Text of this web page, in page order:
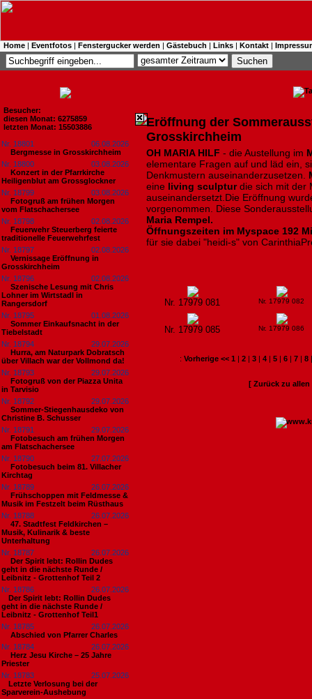
Home | Eventfotos | Fenstergucker werden | Gästebuch | Links | Kontakt |
Besucher:
diesen Monat: 6275859
letzten Monat: 15503886
Nr. 18801
06.08.2026
Bergmesse in Grosskirchheim
Nr. 18800
03.08.2026
Konzert in der Pfarrkirche
Heiligenblut am Grossglockner
Nr. 18799
03.08.2026
Fotogruß am frühen Morgen
vom Flatschachersee
Nr. 18798
02.08.2026
Feuerwehr Steuerberg feierte
traditionelle Feuerwehrfest
Nr. 18797
02.08.2026
Vernissage Eröffnung in
Grosskirchheim
Nr. 18796
02.08.2026
Szenische Lesung mit Chris
Lohner im Wirtstadl in
Rangersdorf
Nr. 18795
01.08.2026
Sommer Einkaufsnacht in der
Tiebelstadt
Nr. 18794
29.07.2026
Hurra, am Naturpark Dobratsch
über Villach war der Vollmond da!
Nr. 18793
29.07.2026
Fotogruß von der Piazza Unita
in Tarvisio
Nr. 18792
29.07.2026
Sommer-Stiegenhausdeko von
Christine B. Schusser
Nr. 18791
29.07.2026
Fotobesuch am frühen Morgen
am Flatschachersee
Nr. 18790
27.07.2026
Fotobesuch beim 81. Villacher
Kirchtag
Nr. 18789
26.07.2026
Frühschoppen mit Feldmesse &
Musik im Festzelt beim Rüsthaus
Nr. 18788
26.07.2026
47. Stadtfest Feldkirchen –
Musik, Kulinarik & beste
Unterhaltung
Nr. 18787
26.07.2026
Der Spirit lebt: Rollin Dudes
geht in die nächste Runde /
Leibnitz - Grottenhof Teil 2
Nr. 18786
26.07.2026
​Der Spirit lebt: Rollin Dudes
geht in die nächste Runde /
Leibnitz - Grottenhof Teil1
Nr. 18785
26.07.2026
Abschied von Pfarrer Charles
Nr. 18784
26.07.2026
Herz Jesu Kirche – 25 Jahre
Priester
Nr. 18783
25.07.2026
​Letzte Verlosung bei der
Sparverein-Aushebung
Eröffnung der
Grosskirchheim
OH MARIA HILF - die Austellung im
elementare Fragen auf und läd ein,
Denkmustern auseinanderzusetzen.
eine living sculpturdie sich mit der
auseinandersetzt.Die Eröffnung
vorgenommen. Diese
Maria Rempel.
Öffnungszeiten im Myspace 192
für sie dabei "heidi-s" von
Nr. 17979 081 Nr. 17979 082
Nr. 17979 085 Nr. 17979 086
: Vorherige << 1 | 2 | 3 | 4 | 5 | 6 | 7 | 8
[ Zurück zu